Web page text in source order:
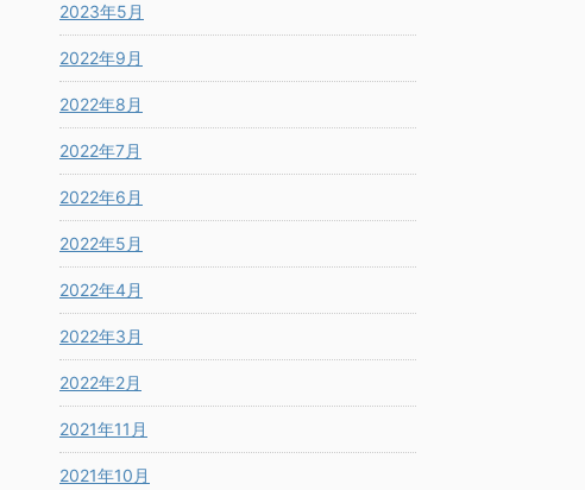
2023年5月
2022年9月
2022年8月
2022年7月
2022年6月
2022年5月
2022年4月
2022年3月
2022年2月
2021年11月
2021年10月